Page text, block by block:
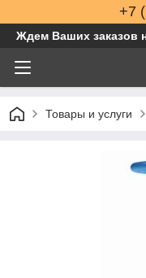
+7
Ждем Ваших заказов
Товары и услуги